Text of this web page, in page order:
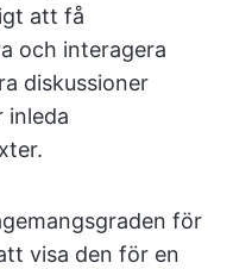
att få
och interagera
diskussioner
inleda
för
visa den för en